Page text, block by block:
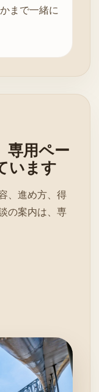
まで一緒に
専用ペー
います
、進め方、得
の案内は、専